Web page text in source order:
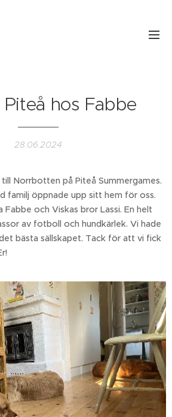
hos Fabbe
28.06.2024
Norrbotten på Piteå Summergames.
familj öppnade upp sitt hem för oss.
och Viskas bror Lassi. En helt
av fotboll och hundkärlek. Vi hade
bästa sällskapet. Tack för att vi fick